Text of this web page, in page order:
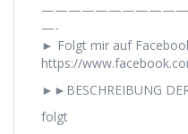
—-
► Folgt mir auf
https://
►►BESCHREIBUNG
folgt